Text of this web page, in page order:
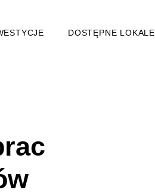
DOSTĘPNE LOKALE